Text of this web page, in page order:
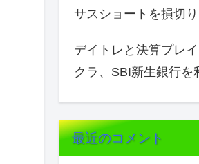
サスショートを損切
デイトレと決算プレ
クラ、SBI新生銀行
最近のコメント